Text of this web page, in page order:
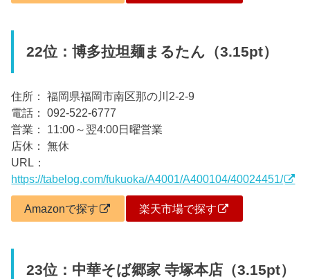
22位：博多拉坦麺まるたん（3.15pt）
住所： 福岡県福岡市南区那の川2-2-9
電話： 092-522-6777
営業： 11:00～翌4:00日曜営業
店休： 無休
URL：
https://tabelog.com/fukuoka/A4001/A400104/40024451/
Amazonで探す 楽天市場で探す
23位：中華そば郷家 寺塚本店（3.15pt）